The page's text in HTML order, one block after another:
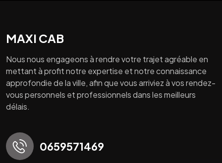
MAXI CAB
Nous nous engageons à rendre votre trajet agréable en
mettant à profit notre expertise et notre connaissance
approfondie de la ville, afin que vous arriviez à vos rendez-
vous personnels et professionnels dans les meilleurs
délais.
0659571469